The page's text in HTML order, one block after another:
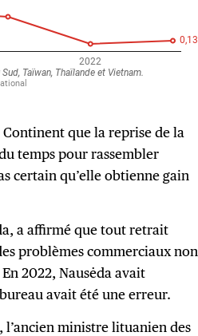
que la reprise de la
temps pour rassembler
certain qu’elle obtienne gain
a affirmé que tout retrait
problèmes commerciaux non
2022, Nausėda avait
avait été une erreur.
l’ancien ministre lituanien des